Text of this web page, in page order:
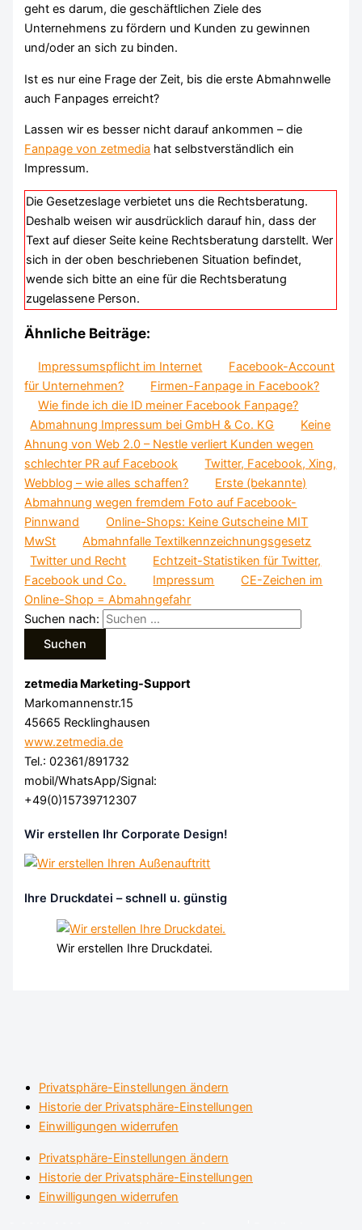
geht es darum, die geschäftlichen Ziele des
Unternehmens zu fördern und Kunden zu gewinnen
und/oder an sich zu binden.
Ist es nur eine Frage der Zeit, bis die erste Abmahnwelle
auch Fanpages erreicht?
Lassen wir es besser nicht darauf ankommen – die
Fanpage von zetmedia hat selbstverständlich ein
Impressum.
Die Gesetzeslage verbietet uns die Rechtsberatung.
Deshalb weisen wir ausdrücklich darauf hin, dass der
Text auf dieser Seite keine Rechtsberatung darstellt. Wer
sich in der oben beschriebenen Situation befindet,
wende sich bitte an eine für die Rechtsberatung
zugelassene Person.
Ähnliche Beiträge:
Impressumspflicht im Internet
Facebook-Account
für Unternehmen?
Firmen-Fanpage in Facebook?
Wie finde ich die ID meiner Facebook Fanpage?
Abmahnung Impressum bei GmbH & Co. KG
Keine
Ahnung von Web 2.0 – Nestle verliert Kunden wegen
schlechter PR auf Facebook
Twitter, Facebook, Xing,
Webblog – wie alles schaffen?
Erste (bekannte)
Abmahnung wegen fremdem Foto auf Facebook-
Pinnwand
Online-Shops: Keine Gutscheine MIT
MwSt
Abmahnfalle Textilkennzeichnungsgesetz
Twitter und Recht
Echtzeit-Statistiken für Twitter,
Facebook und Co.
Impressum
CE-Zeichen im
Online-Shop = Abmahngefahr
Suchen nach:
zetmedia Marketing-Support
Markomannenstr.15
45665 Recklinghausen
www.zetmedia.de
Tel.: 02361/891732
mobil/WhatsApp/Signal:
+49(0)15739712307
Wir erstellen Ihr Corporate Design!
Ihre Druckdatei – schnell u. günstig
Wir erstellen Ihre Druckdatei.
Privatsphäre-Einstellungen ändern
Historie der Privatsphäre-Einstellungen
Einwilligungen widerrufen
Privatsphäre-Einstellungen ändern
Historie der Privatsphäre-Einstellungen
Einwilligungen widerrufen